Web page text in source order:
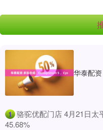
华泰配
1 骆驼优配门店 4月21日太
45.68%